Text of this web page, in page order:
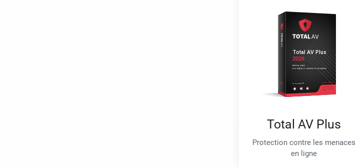
Total AV Plus
Protection contre les menaces
en ligne